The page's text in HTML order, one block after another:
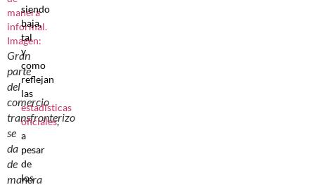
Gran
parte
del
comercio
transfronterizo
se
da
de
manera
siendo
baja,
tal
y
como
reflejan
las
estadísticas
oficiales,
a
pesar
de
los